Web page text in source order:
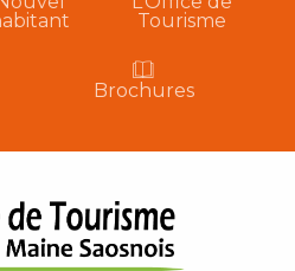
Tourisme
Brochures